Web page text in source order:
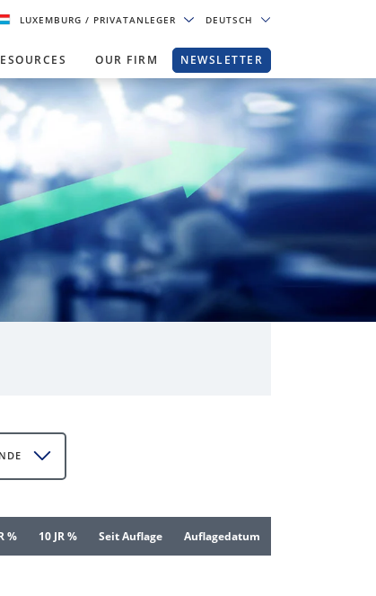
LUXEMBURG/ PRIVATANLEGER DEUTSCH
OUR FIRM NEWSLETTER
% 10 JR % Seit Auflage Auflagedatum